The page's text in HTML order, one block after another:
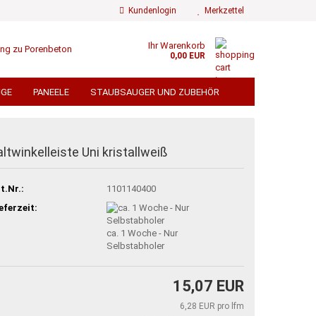
Kundenlogin
erstellen
Merkzettel
Ihr Warenkorb
0,00 EUR
PANEELE STAUBSAUGER UND ZUBEHÖR
TORE UND SICHTSCHUTZ
ALU KASCHIERT TERRASSENDIELEN
% GROSSPOSTEN % VERSANDKOSTENFREI
Uni kristallweiß
1101140400
ca. 1 Woche - Nur
Selbstabholer
15,07 EUR
6,28 EUR pro lfm